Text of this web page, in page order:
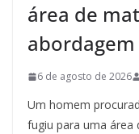
área de
6 de agosto de 2026
Um homem
fugiu para uma área